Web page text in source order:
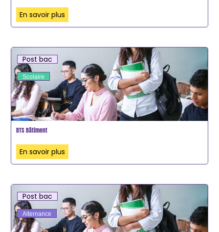
En savoir plus
Post bac
Scolaire
BTS Bâtiment
En savoir plus
Post bac
Alternance